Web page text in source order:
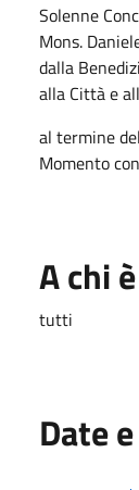
Solenne
Mons.
dalla
alla Città e
al termine
Momento
A chi
tutti
Date